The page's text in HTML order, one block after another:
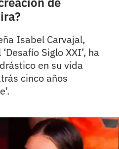
Isabel Carvajal,
Siglo XXI’, ha
en su vida
cinco años